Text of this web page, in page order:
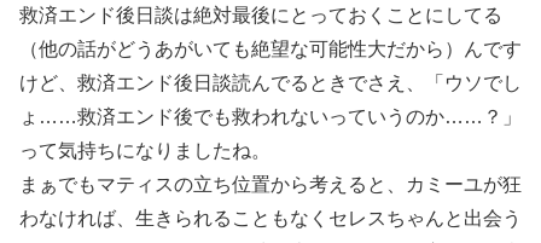
救済エンド後日談は絶対最後にとっておくことにしてる
（他の話がどうあがいても絶望な可能性大だから）んです
けど、救済エンド後日談読んでるときでさえ、「ウソでし
ょ……救済エンド後でも救われないっていうのか……？」
って気持ちになりましたね。
まぁでもマティスの立ち位置から考えると、カミーユが狂
わなければ、生きられることもなくセレスちゃんと出会う